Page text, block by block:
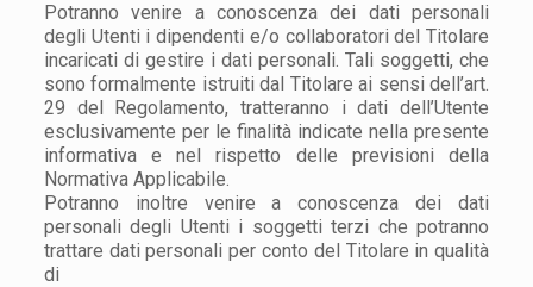
Potranno venire a conoscenza dei dati personali
degli Utenti i dipendenti e/o collaboratori del Titolare
incaricati di gestire i dati personali. Tali soggetti, che
sono formalmente istruiti dal Titolare ai sensi dell’art.
29 del Regolamento, tratteranno i dati dell’Utente
esclusivamente per le finalità indicate nella presente
informativa e nel rispetto delle previsioni della
Normativa Applicabile.
Potranno inoltre venire a conoscenza dei dati
personali degli Utenti i soggetti terzi che potranno
trattare dati personali per conto del Titolare in qualità
di